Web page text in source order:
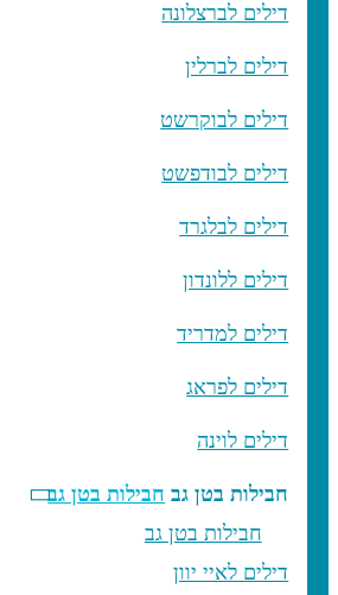
דילים לברצלונה
דילים לברלין
דילים לבוקרשט
דילים לבודפשט
דילים לבלגרד
דילים ללונדון
דילים למדריד
דילים לפראג
דילים לוינה
חבילות בטן גב חבילות בטן גב
חבילות בטן גב
דילים לאיי יוון